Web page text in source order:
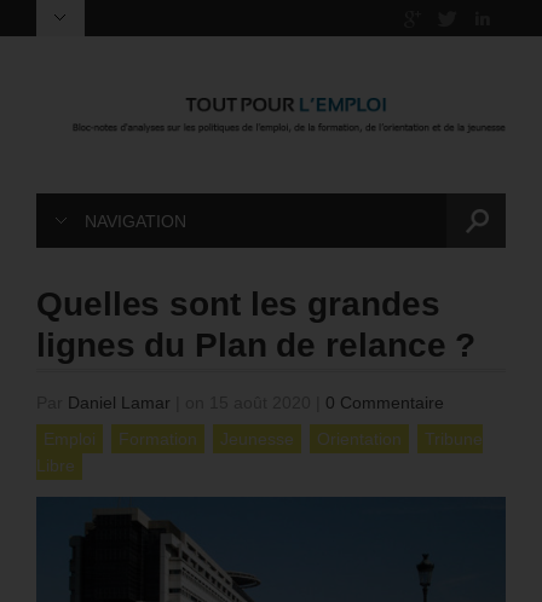
NAVIGATION
Quelles sont les grandes
lignes du Plan de relance ?
Daniel Lamar
0 Commentaire
Emploi
Formation Jeunesse Orientation
Tribune
Libre